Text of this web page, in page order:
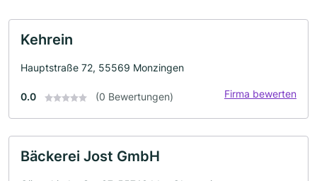
Kehrein
Hauptstraße 72, 55569 Monzingen
0.0 (0 Bewertungen) Firma bewerten
Bäckerei Jost GmbH